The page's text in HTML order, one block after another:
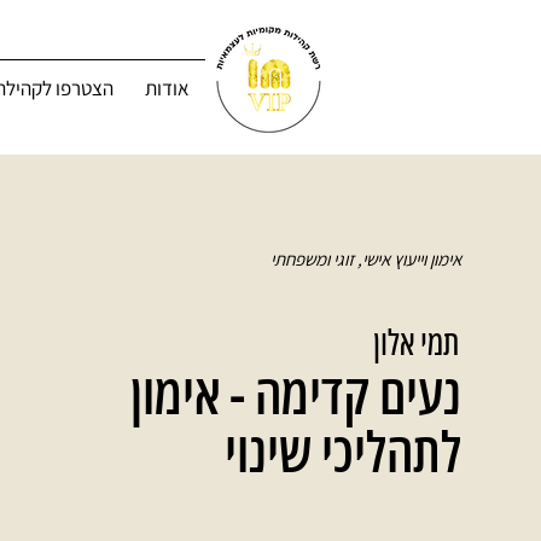
אודות הצטרפו
אימון וייעוץ אישי, זוגי ומשפחתי
תמי אלון
נעים קדימה - אימון
לתהליכי שינוי